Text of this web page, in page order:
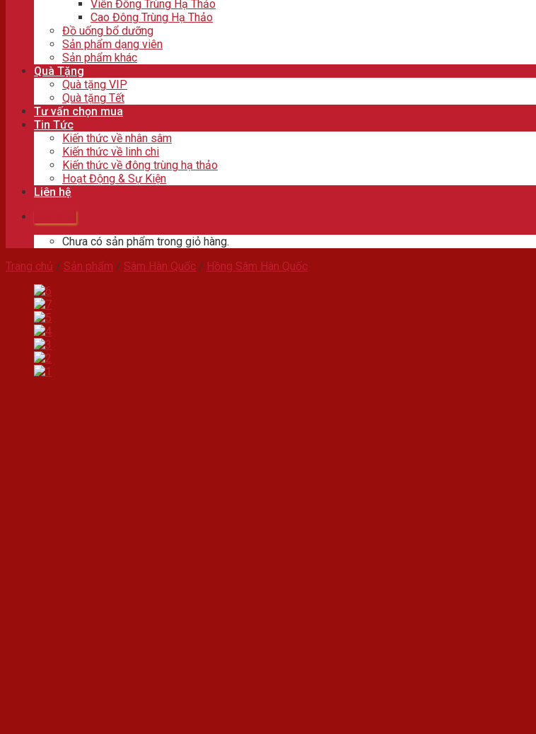
Viên Đông Trùng Hạ Thảo
Cao Đông Trùng Hạ Thảo
Đồ uống bổ dưỡng
Sản phẩm dạng viên
Sản phẩm khác
Quà Tặng
Quà tặng VIP
Quà tặng Tết
Tư vấn chọn mua
Tin Tức
Kiến thức về nhân sâm
Kiến thức về linh chi
Kiến thức về đông trùng hạ thảo
Hoạt Động & Sự Kiện
Liên hệ
Chưa có sản phẩm trong giỏ hàng.
Trang chủ / Sản phẩm / Sâm Hàn Quốc / Hồng Sâm Hàn Quốc